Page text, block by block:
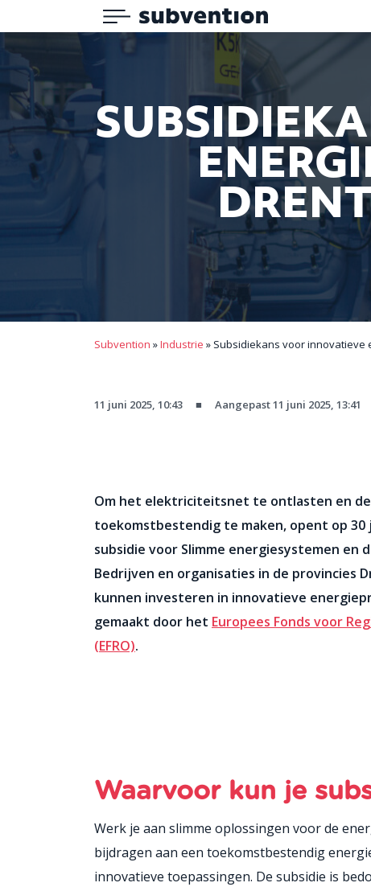
Subvention
Menu
Subvention »Industrie » Subsidiekans voor innovatieve
11 juni 2025, 10:43 ■ Aangepast 11 juni 2025, 13:41
Om het elektriciteitsnet te ontlasten en
toekomstbestendig te maken, opent op 30
subsidie voor Slimme energiesystemen en
Bedrijven en organisaties in de provincies
kunnen investeren in innovatieve
gemaakt door het Europees Fonds voor
(EFRO).
Waarvoor kun je
Werk je aan slimme oplossingen voor de
bijdragen aan een toekomstbestendig
innovatieve toepassingen. De subsidie is